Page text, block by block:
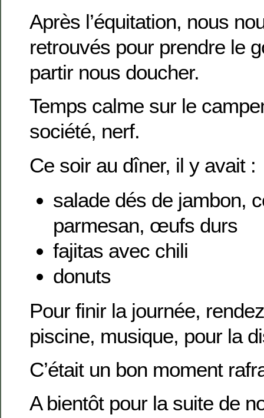
Après l’équitation, nous
retrouvés pour prendre le
partir nous doucher.
Temps calme sur le
société, nerf.
Ce soir au dîner, il y avait :
salade dés de jambon,
parmesan, œufs durs
fajitas avec chili
donuts
Pour finir la journée,
piscine, musique, pour la
C’était un bon moment
A bientôt pour la suite de